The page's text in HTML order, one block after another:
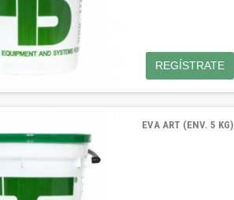
REGÍSTRATE
EVA ART (ENV. 5 KG)